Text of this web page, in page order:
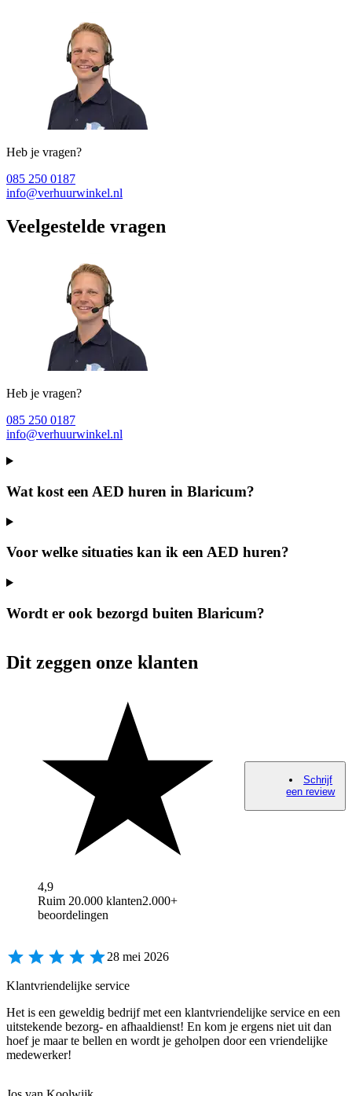
Heb je vragen?
085 250 0187
info@verhuurwinkel.nl
Veelgestelde vragen
Heb je vragen?
085 250 0187
info@verhuurwinkel.nl
Wat kost een AED huren in Blaricum?
Voor welke situaties kan ik een AED huren?
Wordt er ook bezorgd buiten Blaricum?
Dit zeggen onze klanten
4,9
Ruim 20.000 klanten2.000+
beoordelingen
Schrijf
een review
28 mei 2026
Klantvriendelijke service
Het is een geweldig bedrijf met een klantvriendelijke service en een
uitstekende bezorg- en afhaaldienst! En kom je ergens niet uit dan
hoef je maar te bellen en wordt je geholpen door een vriendelijke
medewerker!